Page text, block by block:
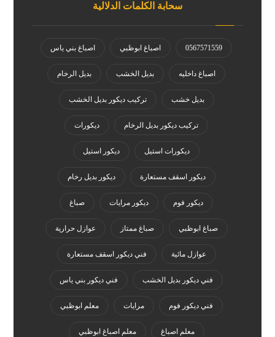
سحابة الكلمات الدلالية
0567571559 اصباغ ابوظبي اصباغ بني ياس
اصباغ داخليه بديل الخشب بديل الرخام
بديل خشب تركيب ديكور بديل الخشب
تركيب ديكور بديل الرخام ديكورات
ديكورات استيل ديكور استيل
ديكور اسقف مستعارة ديكور بديل رخام
ديكور فوم ديكور مرايات صباغ
صباغ ابوظبي صباغ ممتاز عوازل حرارية
عوازل مائية فني ديكور اسقف مستعارة
فني ديكور بديل الخشب فني ديكور بني ياس
فني ديكور فوم مرايات معلم ابوظبي
معلم اصباغ معلم اصباغ ابوظبي